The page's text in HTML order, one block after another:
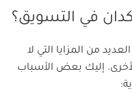
في التسويق؟
من المزايا التي لا
إليك بعض الأسباب